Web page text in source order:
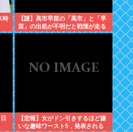
時
【謎】高市早苗の「高市」と「早
苗」の出処が不明だと戦慄が走る
【悲報】女がドン引きするほど嫌
いな趣味ワースト5，発表される